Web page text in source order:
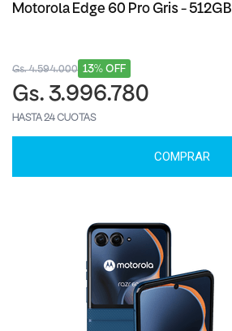
Motorola Edge 60 Pro Gris - 512GB
13% OFF
Gs. 4.594.000
Gs. 3.996.780
HASTA 24 CUOTAS
COMPRAR